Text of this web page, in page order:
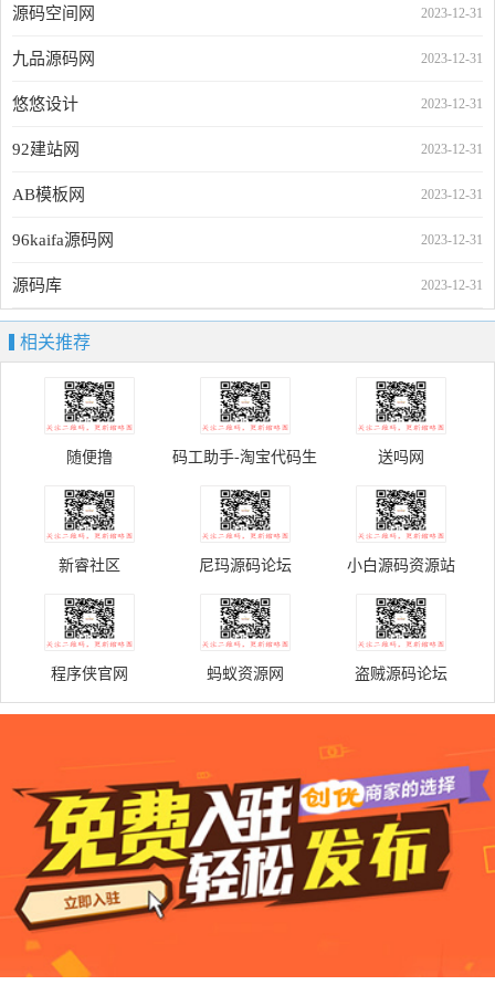
2023-12-31
源码空间网
2023-12-31
九品源码网
2023-12-31
悠悠设计
2023-12-31
92建站网
2023-12-31
AB模板网
2023-12-31
96kaifa源码网
2023-12-31
源码库
相关推荐
随便撸 码工助手-淘宝代码生
成网
送吗网
新睿社区 尼玛源码论坛 小白源码资源站
程序侠官网 蚂蚁资源网 盗贼源码论坛